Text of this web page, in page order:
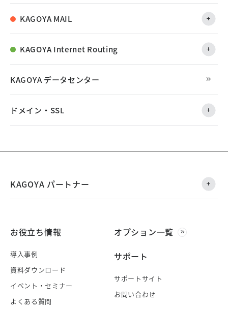
KAGOYA MAIL
KAGOYA Internet Routing
KAGOYA データセンター
ドメイン・SSL
KAGOYA パートナー
お役立ち情報
導入事例
資料ダウンロード
イベント・セミナー
よくある質問
オプション一覧
サポート
サポートサイト
お問い合わせ